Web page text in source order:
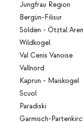
Jungfrau Region
Bergün-Filisur
Sölden - Ötztal
Wildkogel
Val Cenis Vanoise
Vallnord
Kaprun - Maiskogel
Scuol
Paradiski
Garmisch-